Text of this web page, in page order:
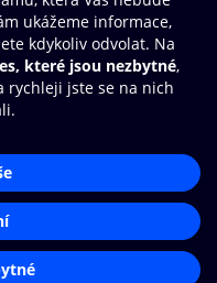
O2 Knihovna
své e-knihy a
rychleji a pohodlněji.